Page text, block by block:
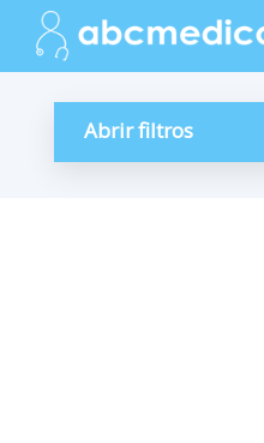
Abrir filtros